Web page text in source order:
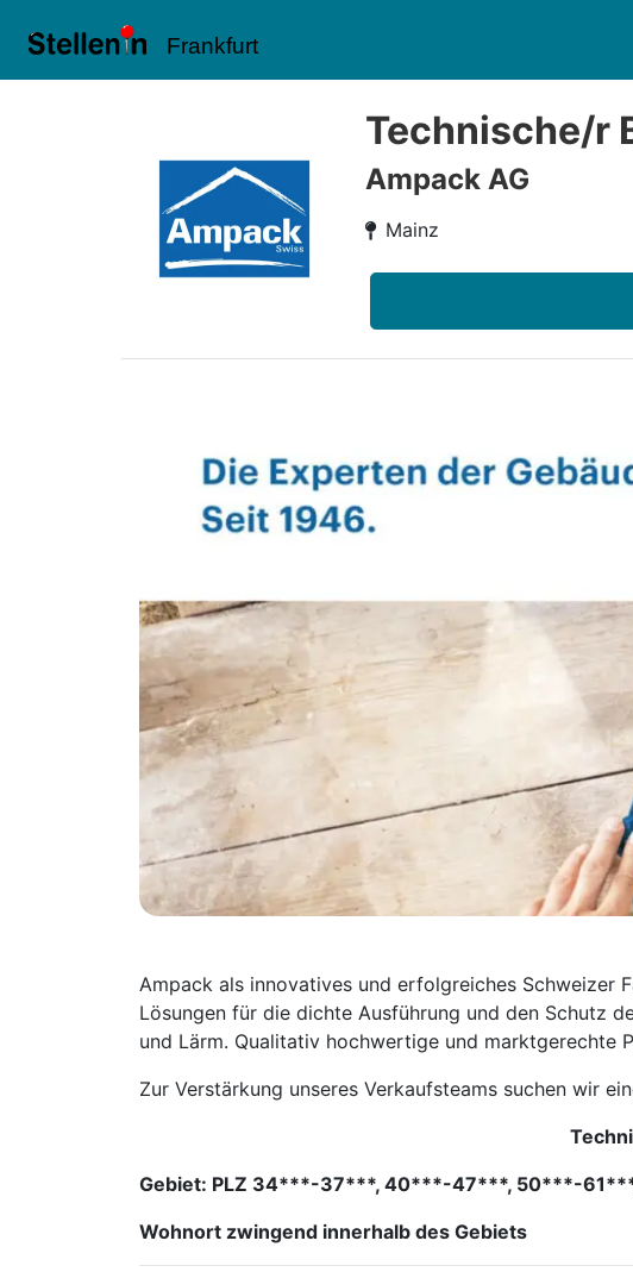
Frankfurt
Technische/r
Ampack AG
Mainz
Ampack als innovatives und erfolgreiches Schweizer
Lösungen für die dichte Ausführung und den Schutz
und Lärm. Qualitativ hochwertige und marktgerechte
Zur Verstärkung unseres Verkaufsteams suchen wir
Gebiet: PLZ 34***-37***, 40***-47***, 50***-
Wohnort zwingend innerhalb des Gebiets